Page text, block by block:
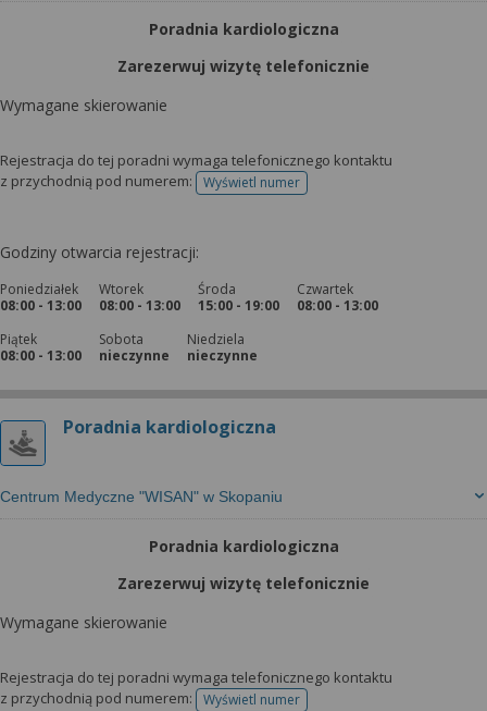
Poradnia kardiologiczna
Zarezerwuj wizytę telefonicznie
Wymagane skierowanie
Rejestracja do tej poradni wymaga telefonicznego kontaktu
z przychodnią pod numerem:
Wyświetl numertelefonu do rejestracji
Godziny otwarcia rejestracji:
Poniedziałek
08:00 - 13:00
Wtorek
08:00 - 13:00
Środa
15:00 - 19:00
Czwartek
08:00 - 13:00
Piątek
08:00 - 13:00
Sobota
nieczynne
Niedziela
nieczynne
Poradnia kardiologiczna
Centrum Medyczne "WISAN" w Skopaniu
Poradnia kardiologiczna
Zarezerwuj wizytę telefonicznie
Wymagane skierowanie
Rejestracja do tej poradni wymaga telefonicznego kontaktu
z przychodnią pod numerem:
Wyświetl numertelefonu do rejestracji